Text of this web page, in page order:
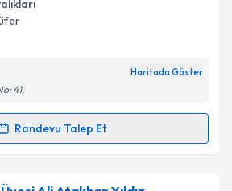
e-posta ile bilgilendireceğiz.
işlenmesine ilişkin
ve kişisel verilerimin belirtilen
Haritada Göster
41,
Randevu Talep Et
Talebi